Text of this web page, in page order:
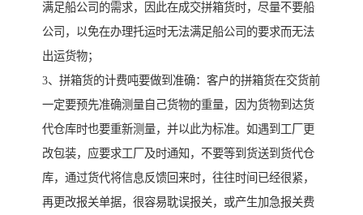
满足船公司的需求，因此在成交拼箱货时，尽量不要船
公司，以免在办理托运时无法满足船公司的要求而无法
出运货物；
3、拼箱货的计费吨要做到准确：客户的拼箱货在交货前
一定要预先准确测量自己货物的重量，因为货物到达货
代仓库时也要重新测量，并以此为标准。如遇到工厂更
改包装，应要求工厂及时通知，不要等到货送到货代仓
库，通过货代将信息反馈回来时，往往时间已经很紧，
再更改报关单据，很容易耽误报关，或产生加急报关费